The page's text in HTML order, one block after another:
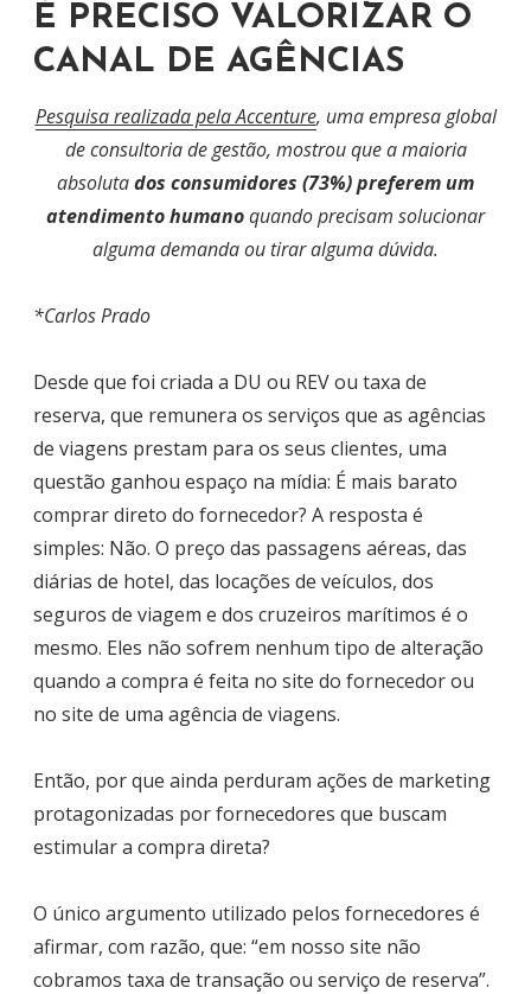
É PRECISO VALORIZAR O
CANAL DE AGÊNCIAS
Pesquisa realizada pela Accenture, uma empresa global
de consultoria de gestão, mostrou que a maioria
absolutados consumidores (73%) preferem um
atendimento humanoquando precisam solucionar
alguma demanda ou tirar alguma dúvida.
*Carlos Prado
Desde que foi criada a DU ou REV ou taxa de
reserva, que remunera os serviços que as agências
de viagens prestam para os seus clientes, uma
questão ganhou espaço na mídia: É mais barato
comprar direto do fornecedor? A resposta é
simples: Não. O preço das passagens aéreas, das
diárias de hotel, das locações de veículos, dos
seguros de viagem e dos cruzeiros marítimos é o
mesmo. Eles não sofrem nenhum tipo de alteração
quando a compra é feita no site do fornecedor ou
no site de uma agência de viagens.
Então, por que ainda perduram ações de marketing
protagonizadas por fornecedores que buscam
estimular a compra direta?
O único argumento utilizado pelos fornecedores é
afirmar, com razão, que: “em nosso site não
cobramos taxa de transação ou serviço de reserva”.